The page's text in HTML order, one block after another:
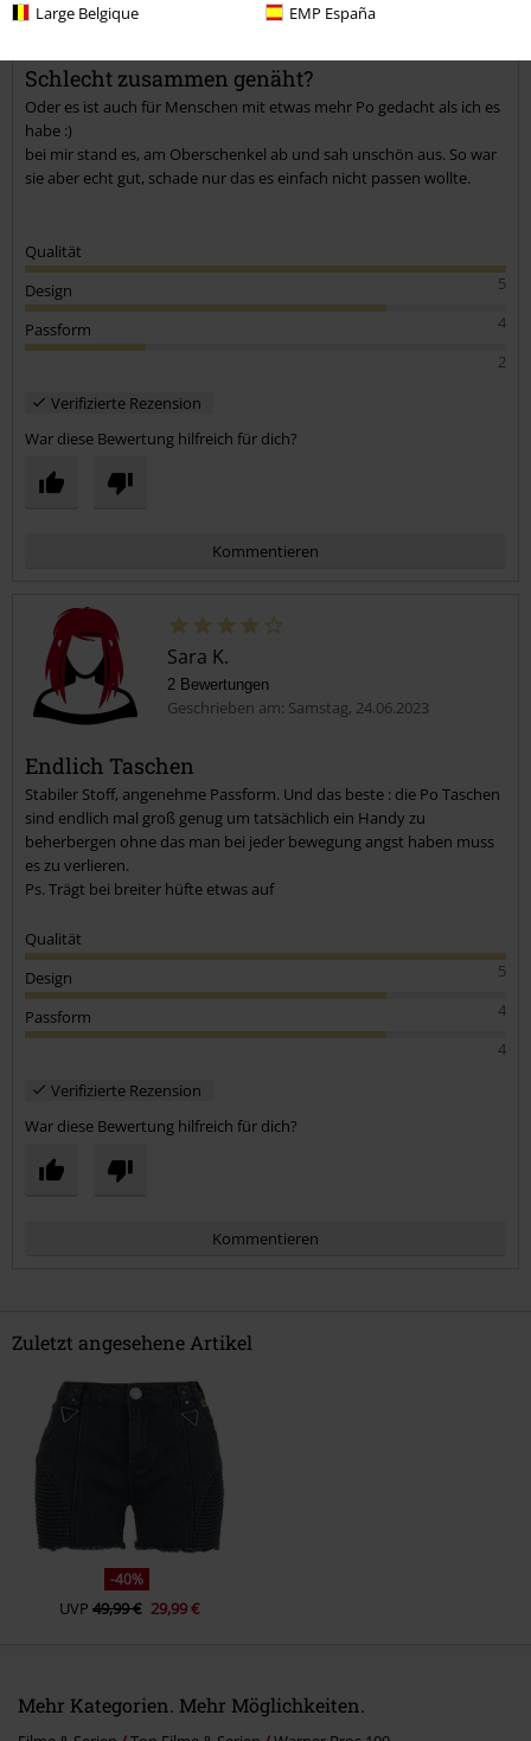
Large Belgique EMP España
Kommentar jetzt abschicken!
Geschrieben am: Sonntag, 16.07.2023
Schlecht zusammen genäht?
Oder es ist auch für Menschen mit etwas mehr Po gedacht als ich es
habe :)
bei mir stand es, am Oberschenkel ab und sah unschön aus. So war
sie aber echt gut, schade nur das es einfach nicht passen wollte.
Qualität
5
Design
4
Passform
2
Verifizierte Rezension
War diese Bewertung hilfreich für dich?
Kommentieren
Kommentar jetzt abschicken!
Sara K.
2 Bewertungen
Geschrieben am: Samstag, 24.06.2023
Endlich Taschen
Stabiler Stoff, angenehme Passform. Und das beste : die Po Taschen
sind endlich mal groß genug um tatsächlich ein Handy zu
beherbergen ohne das man bei jeder bewegung angst haben muss
es zu verlieren.
Ps. Trägt bei breiter hüfte etwas auf
Qualität
5
Design
4
Passform
4
Verifizierte Rezension
War diese Bewertung hilfreich für dich?
Kommentieren
Kommentar jetzt abschicken!
Zuletzt angesehene Artikel
-40%
UVP 49,99 € 29,99 €
Mehr Kategorien. Mehr Möglichkeiten.